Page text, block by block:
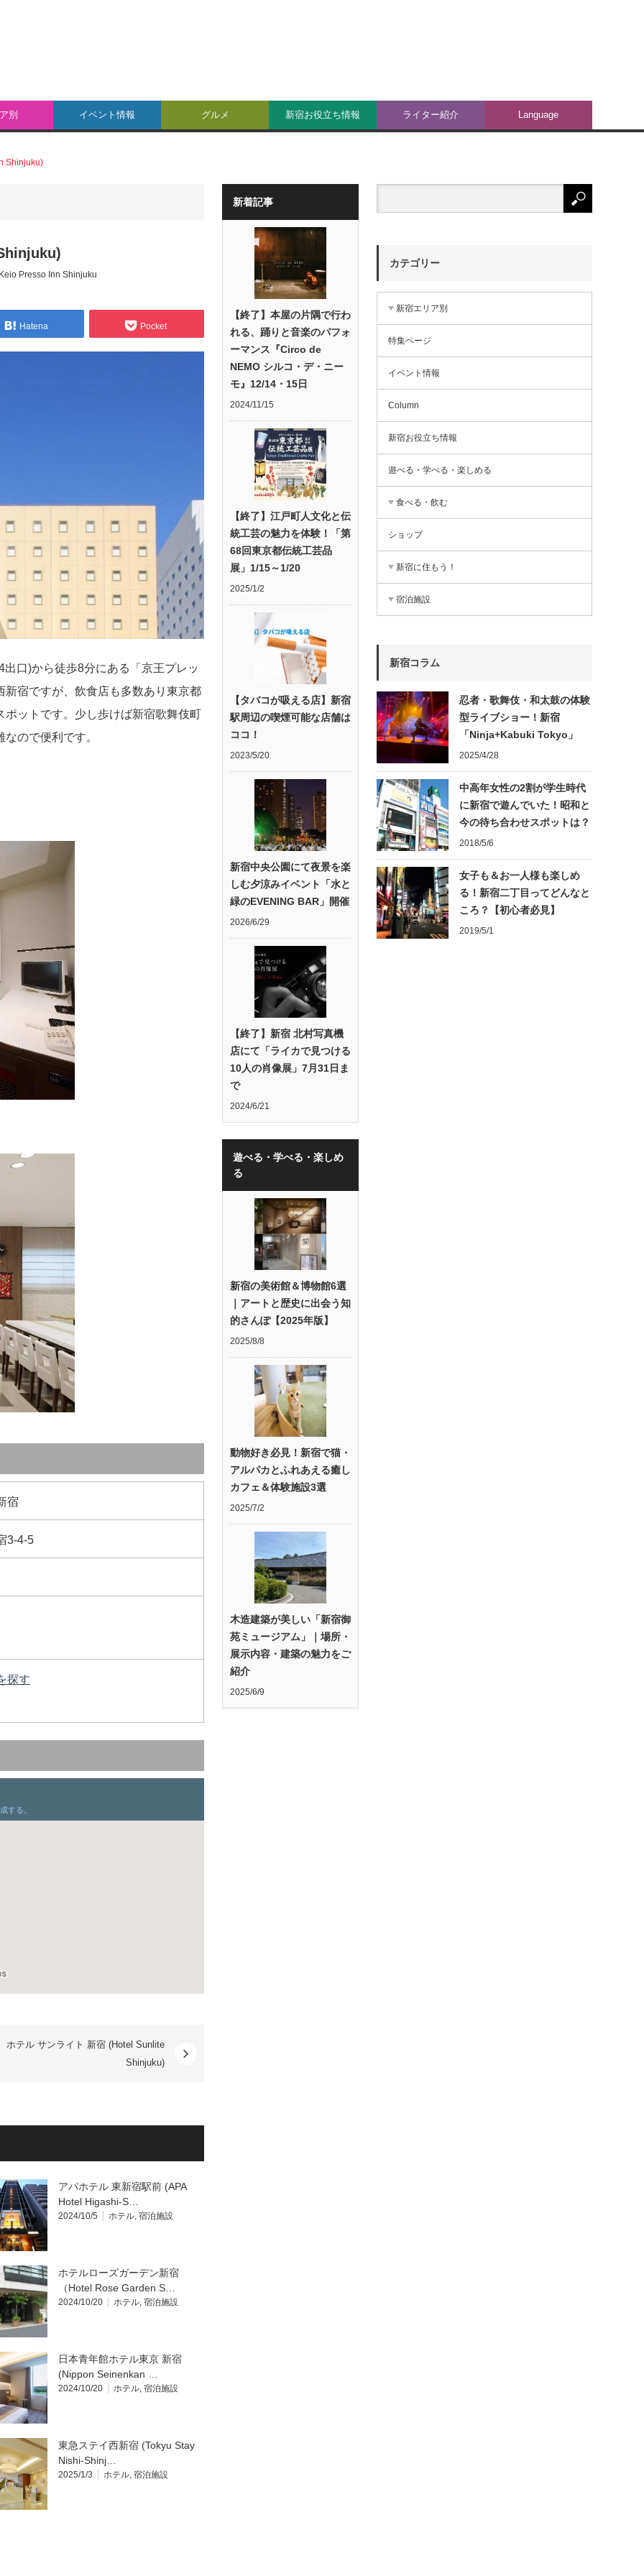
別 イベント情報 グルメ 新宿お役立ち情報 ライター紹介 Language
Shinjuku)
Presso Inn Shinjuku
Hatena Pocket
口)から徒歩8分にある「京王プレッ
宿ですが、飲食店も多数あり東京都
ットです。少し歩けば新宿歌舞伎町
ので便利です。
宿
3-4-5
探す
ホテル サンライト 新宿 (Hotel Sunlite
Shinjuku)
アパホテル 東新宿駅前 (APA
Hotel Higashi-S…
2024/10/5 ホテル 宿泊施設
ホテルローズガーデン新宿
（Hotel Rose Garden S…
2024/10/20 ホテル 宿泊施設
日本青年館ホテル東京 新宿
(Nippon Seinenkan …
2024/10/20 ホテル 宿泊施設
東急ステイ西新宿 (Tokyu Stay
Nishi-Shinj…
2025/1/3 ホテル 宿泊施設
新着記事
【終了】本屋の片隅で行わ
れる、踊りと音楽のパフォ
ーマンス『Circo de
NEMO シルコ・デ・ニー
モ』12/14・15日
2024/11/15
【終了】江戸町人文化と伝
統工芸の魅力を体験！「第
68回東京都伝統工芸品
展」1/15～1/20
2025/1/2
【タバコが吸える店】新宿
駅周辺の喫煙可能な店舗は
ココ！
2023/5/20
新宿中央公園にて夜景を楽
しむ夕涼みイベント「水と
緑のEVENING BAR」開催
2026/6/29
【終了】新宿 北村写真機
店にて「ライカで見つける
10人の肖像展」7月31日ま
で
2024/6/21
遊べる・学べる・楽しめ
る
新宿の美術館＆博物館6選
｜アートと歴史に出会う知
的さんぽ【2025年版】
2025/8/8
動物好き必見！新宿で猫・
アルパカとふれあえる癒し
カフェ＆体験施設3選
2025/7/2
木造建築が美しい「新宿御
苑ミュージアム」｜場所・
展示内容・建築の魅力をご
紹介
2025/6/9
カテゴリー
新宿エリア別
特集ページ
イベント情報
Column
新宿お役立ち情報
遊べる・学べる・楽しめる
食べる・飲む
ショップ
新宿に住もう！
宿泊施設
新宿コラム
忍者・歌舞伎・和太鼓の体験
型ライブショー！新宿
「Ninja+Kabuki Tokyo」
2025/4/28
中高年女性の2割が学生時代
に新宿で遊んでいた！昭和と
今の待ち合わせスポットは？
2018/5/6
女子も＆お一人様も楽しめ
る！新宿二丁目ってどんなと
ころ？【初心者必見】
2019/5/1